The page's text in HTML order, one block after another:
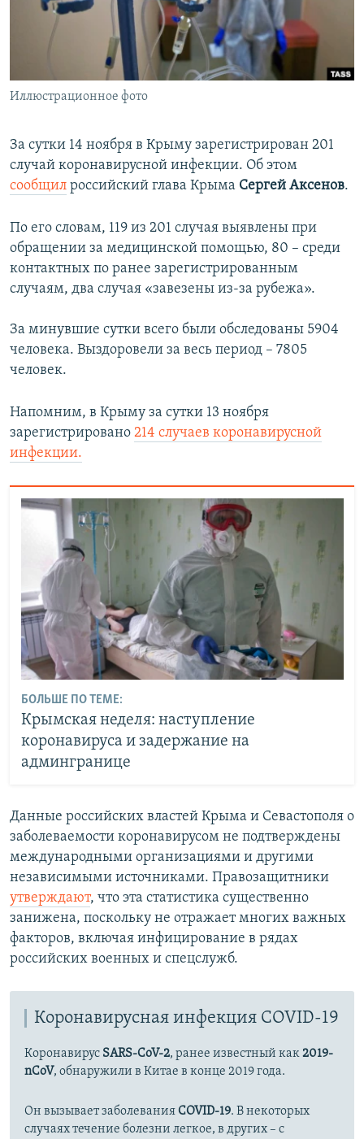
ПОБЕДИТЕЛЕЙ НЕ СУДЯТ?
КРЫМ.НЕПОКОРЕННЫЙ
УКРАИНСКАЯ ПРОБЛЕМА КРЫМА
ПРИСОЕДИНЯЙТЕСЬ!
Иллюстрационное фото
За сутки 14 ноября в Крыму зарегистрирован 201
случай коронавирусной инфекции. Об этом
сообщил российский глава Крыма Сергей Аксенов.
По его словам, 119 из 201 случая выявлены при
обращении за медицинской помощью, 80 – среди
контактных по ранее зарегистрированным
случаям, два случая «завезены из-за рубежа».
За минувшие сутки всего были обследованы 5904
человека. Выздоровели за весь период – 7805
человек.
Напомним, в Крыму за сутки 13 ноября
зарегистрировано 214 случаев коронавирусной
инфекции.
БОЛЬШЕ ПО ТЕМЕ:
Крымская неделя: наступление
коронавируса и задержание на
админгранице
Данные российских властей Крыма и Севастополя о
заболеваемости коронавирусом не подтверждены
международными организациями и другими
независимыми источниками. Правозащитники
утверждают, что эта статистика существенно
занижена, поскольку не отражает многих важных
факторов, включая инфицирование в рядах
российских военных и спецслужб.
Коронавирусная инфекция COVID-19
Коронавирус SARS-CoV-2, ранее известный как2019-
nCoV, обнаружили в Китае в конце 2019 года.
Он вызывает заболеванияCOVID-19. В некоторых
случаях течение болезни легкое, в других – с